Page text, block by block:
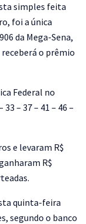
simples feita
foi a única
da Mega-Sena,
o prêmio
Federal no
– 37 – 41 – 46 –
e levaram R$
R$
quinta-feira
segundo o banco